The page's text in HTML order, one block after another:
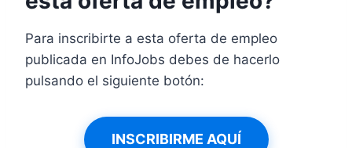
Para inscribirte a esta oferta de empleo
publicada en InfoJobs debes de hacerlo
pulsando el siguiente botón:
INSCRIBIRME AQUÍ